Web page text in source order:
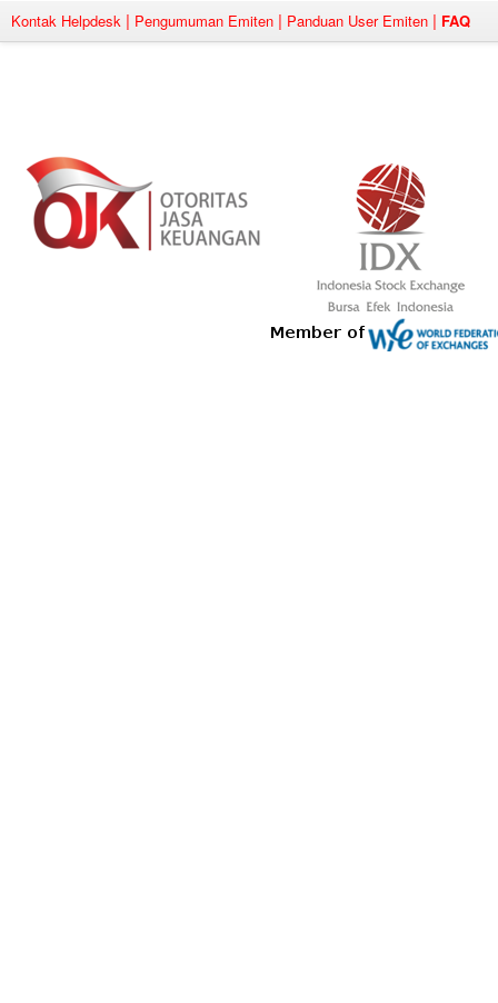
Kontak Helpdesk | Pengumuman Emiten | Panduan User Emiten | FAQ